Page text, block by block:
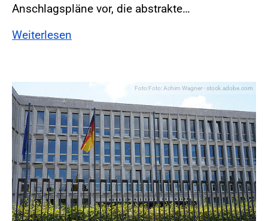
Anschlagspläne vor, die abstrakte…
Weiterlesen
Foto:Foto: Achim Wagner - stock.adobe.com